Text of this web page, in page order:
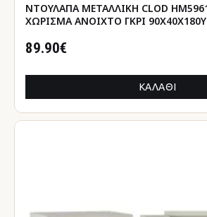
ΝΤΟΥΛΑΠΑ ΜΕΤΑΛΛΙΚΗ CLOD
ΧΩΡΙΣΜΑ ΑΝΟΙΧΤΟ ΓΚΡΙ
89.90€
ΚΑΛΆΘΙ